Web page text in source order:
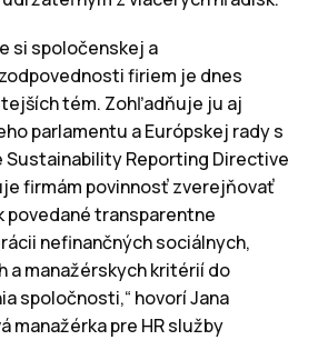
si spoločenskej a
firiem je dnes
tém. Zohľadňuje ju aj
parlamentu a Európskej rady s
Sustainability Reporting Directive
firmám povinnosť zverejňovať
povedané transparentne
nefinančných sociálnych,
a manažérskych kritérií do
spoločnosti,“ hovorí Jana
manažérka pre HR služby